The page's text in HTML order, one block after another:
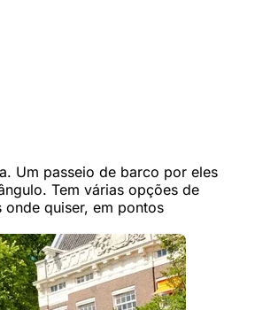
Um passeio de barco por eles
Tem várias opções de
quiser, em pontos